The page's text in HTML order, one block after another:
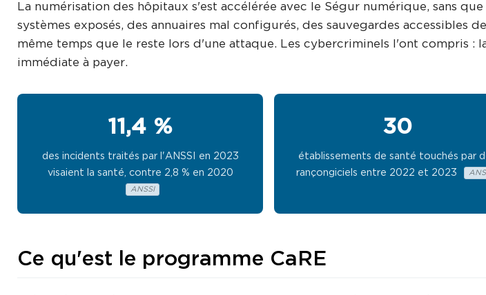
La numérisation des hôpitaux s'est accélérée avec le Ségur numérique, sans
systèmes exposés, des annuaires mal configurés, des sauvegardes accessibles
même temps que le reste lors d'une attaque. Les cybercriminels l'ont compris :
immédiate à payer.
11,4 %
des incidents traités par l'ANSSI en 2023
visaient la santé, contre 2,8 % en 2020
ANSSI
30
établissements de santé touchés par
rançongiciels entre 2022 et 2023
Ce qu'est le programme CaRE